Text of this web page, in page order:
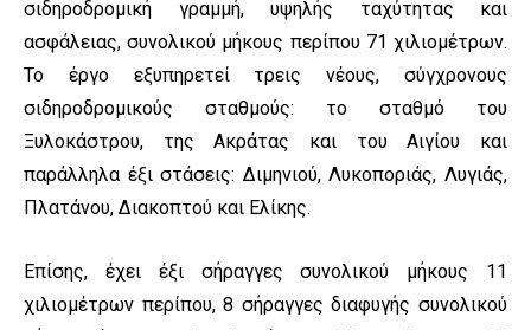
σιδηροδρομική γραμμή, υψηλής ταχύτητας και
ασφάλειας, συνολικού μήκους περίπου 71 χιλιομέτρων.
Το έργο εξυπηρετεί τρεις νέους, σύγχρονους
σιδηροδρομικούς σταθμούς: το σταθμό του
Ξυλοκάστρου, της Ακράτας και του Αιγίου και
παράλληλα έξι στάσεις: Διμηνιού, Λυκοποριάς, Λυγιάς,
Πλατάνου, Διακοπτού και Ελίκης.
Επίσης, έχει έξι σήραγγες συνολικού μήκους 11
χιλιομέτρων περίπου, 8 σήραγγες διαφυγής συνολικού